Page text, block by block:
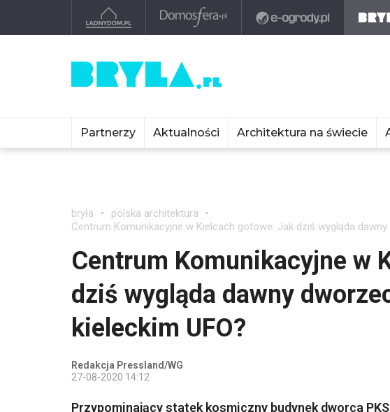
Partnerzy Aktualności Architektura na świecie
bryła
polska architektura
Centrum Komunikacyjne w Kielcach gotowe. Jak dziś wygląda
Centrum Komunikacyjne w
dziś wygląda dawny
kieleckim UFO?
Redakcja Pressland/WG
27-08-2020 14:12
Przypominający statek kosmiczny budynek dworca